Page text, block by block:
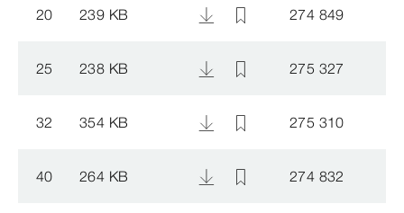
20 239 KB 274 849
25 238 KB 275 327
32 354 KB 275 310
40 264 KB 274 832